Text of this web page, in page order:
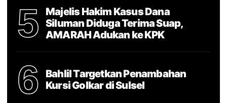
5
Majelis Hakim Kasus Dana
Siluman Diduga Terima Suap,
AMARAH Adukan ke KPK
6
Bahlil Targetkan Penambahan
Kursi Golkar di Sulsel